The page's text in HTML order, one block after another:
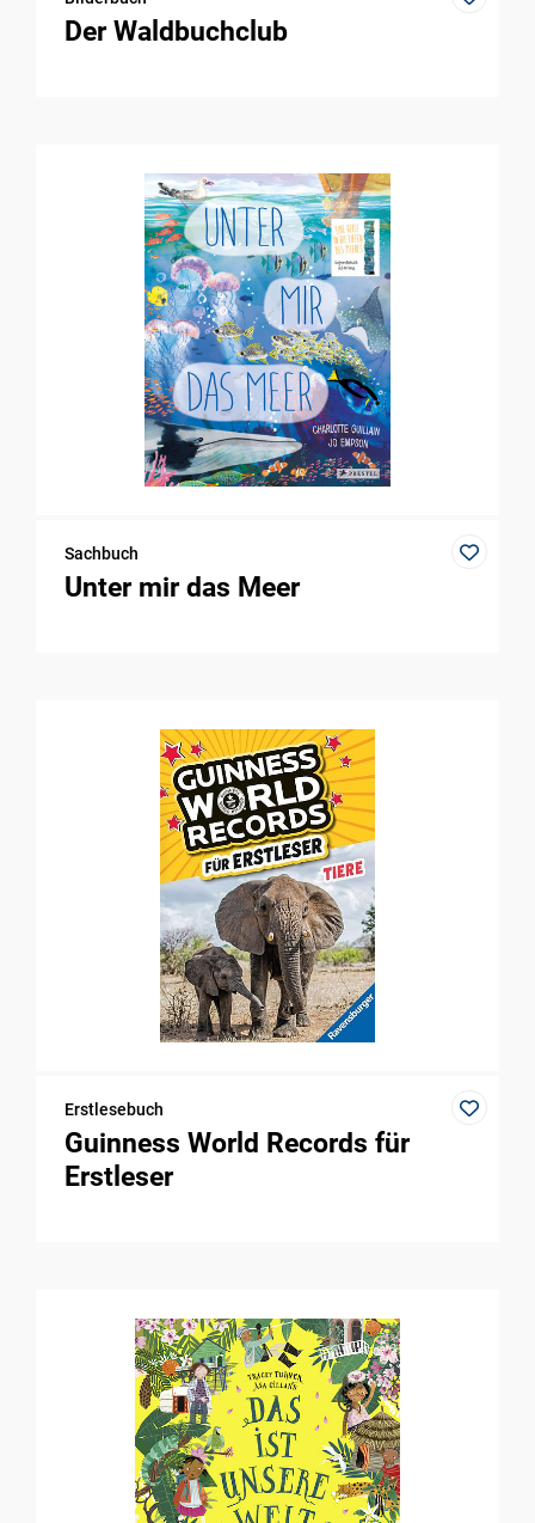
Der Waldbuchclub
Sachbuch
Unter mir das Meer
Erstlesebuch
Guinness World Records für
Erstleser